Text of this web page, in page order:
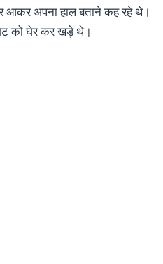
आकर अपना हाल बताने कह रहे थे।
को घेर कर खड़े थे।